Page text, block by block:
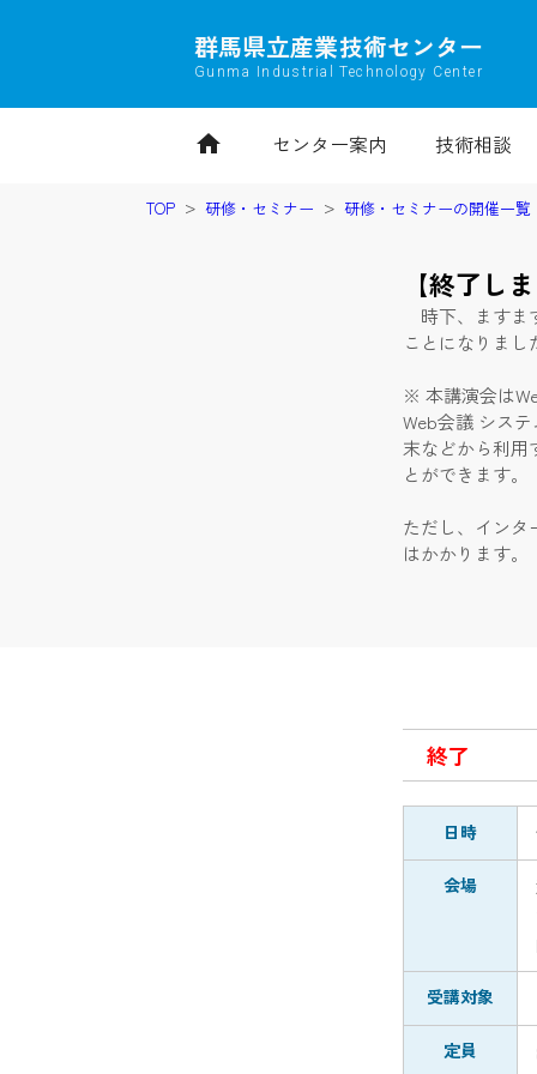
群馬県立産業技術センター
Gunma Industrial Technology Center
home センター案内 技術相談
TOP 研修・セミナー 研修・セミナーの開催一覧
【終了し
時下、ますま
ことになりまし
※ 本講演会は
Web会議 シス
末などから利用
とができます。
ただし、インタ
はかかります。
終了
日時
会場
受講対象
定員